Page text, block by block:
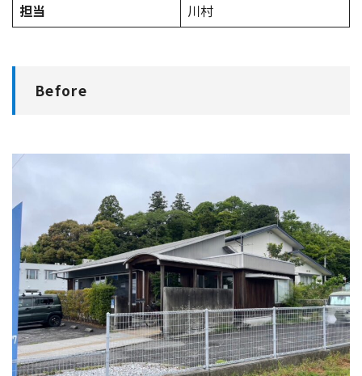
担当
川村
Before